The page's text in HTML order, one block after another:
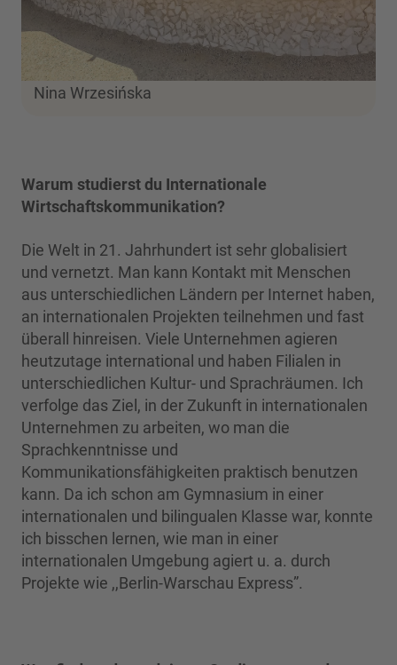
Nina Wrzesińska
Warum studierst du Internationale
Wirtschaftskommunikation?
Die Welt in 21. Jahrhundert ist sehr globalisiert
und vernetzt. Man kann Kontakt mit Menschen
aus unterschiedlichen Ländern per Internet haben,
an internationalen Projekten teilnehmen und fast
überall hinreisen. Viele Unternehmen agieren
heutzutage international und haben Filialen in
unterschiedlichen Kultur- und Sprachräumen. Ich
verfolge das Ziel, in der Zukunft in internationalen
Unternehmen zu arbeiten, wo man die
Sprachkenntnisse und
Kommunikationsfähigkeiten praktisch benutzen
kann. Da ich schon am Gymnasium in einer
internationalen und bilingualen Klasse war, konnte
ich bisschen lernen, wie man in einer
internationalen Umgebung agiert u. a. durch
Projekte wie ,,Berlin-Warschau Express”.